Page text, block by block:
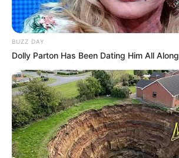
BUZZ DAY
Dolly Parton Has Been Dating Him All Along